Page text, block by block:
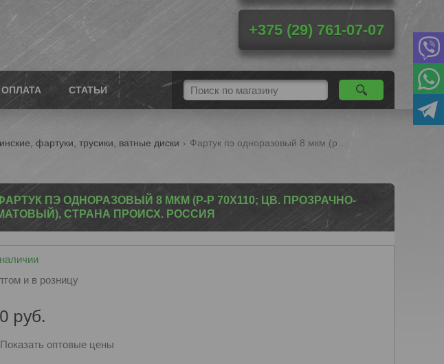
+375 (29) 761-07-07
СТАТЬИ
фартуки, трусики, ватные диски
ПЭ ОДНОРАЗОВЫЙ 8 МКМ (Р-Р 70Х110; ЦВ. ПРОЗРАЧНО-
СТРАНА ПРОИСХ. РОССИЯ
и в розницу
руб.
Показать оптовые цены